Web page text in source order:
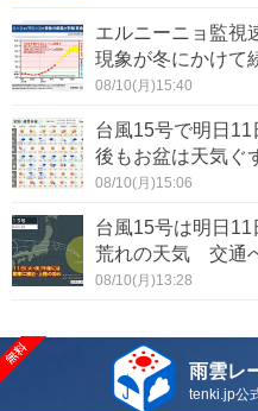
エルニーニョ監
現象が冬にかけて
08/10(月)15:40
台風15号で明日
後もお盆は天気ぐ
08/10(月)15:06
台風15号は明日
荒れの天気 交通
08/10(月)13:28
雨雲レ
tenki.jp公